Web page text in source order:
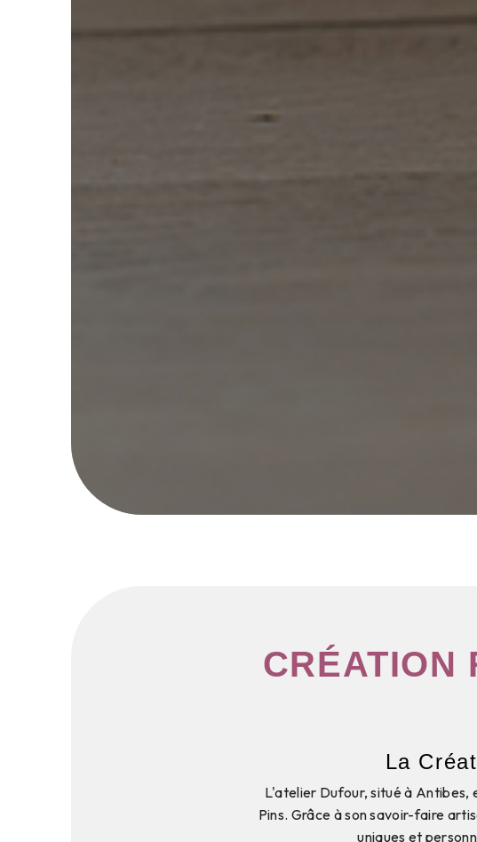
CRÉATION
La
L'atelier Dufour, situé à Antibes,
Pins. Grâce à son savoir-faire
uniques et